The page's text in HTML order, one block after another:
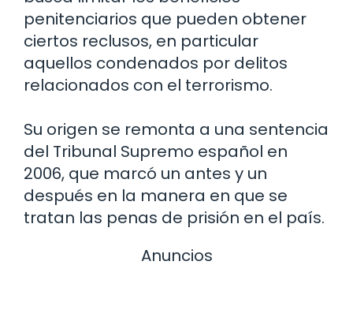
penitenciarios que pueden obtener
ciertos reclusos, en particular
aquellos condenados por delitos
relacionados con el terrorismo.
Su origen se remonta a una sentencia
del Tribunal Supremo español en
2006, que marcó un antes y un
después en la manera en que se
tratan las penas de prisión en el país.
Anuncios